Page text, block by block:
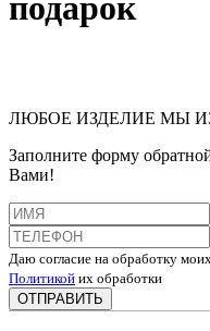
подарок
ЛЮБОЕ ИЗДЕЛИЕ МЫ
Заполните форму
Вами!
Даю согласие на обработку
Политикой их обработки
ОТПРАВИТЬ